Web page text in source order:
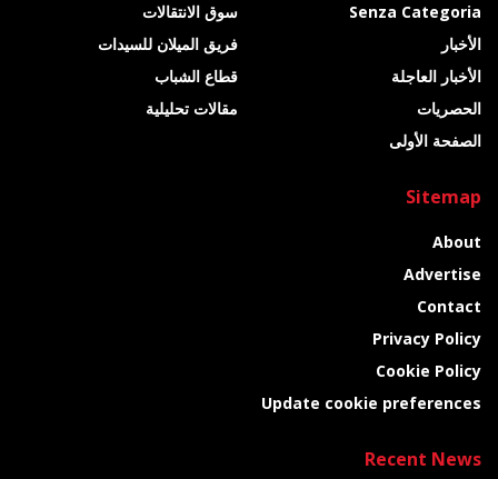
Senza Categoria
الأخبار
الأخبار العاجلة
الحصريات
الصفحة الأولى
سوق الانتقالات
فريق الميلان للسيدات
قطاع الشباب
مقالات تحليلية
Sitemap
About
Advertise
Contact
Privacy Policy
Cookie Policy
Update cookie preferences
Recent News